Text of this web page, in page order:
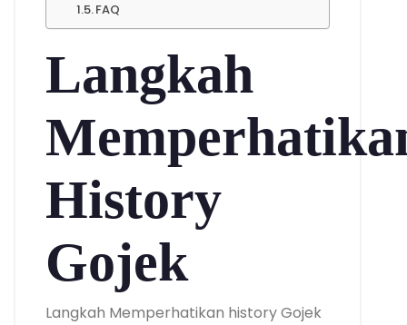
FAQ
Langkah
History
Gojek
Langkah Memperhatikan history Gojek